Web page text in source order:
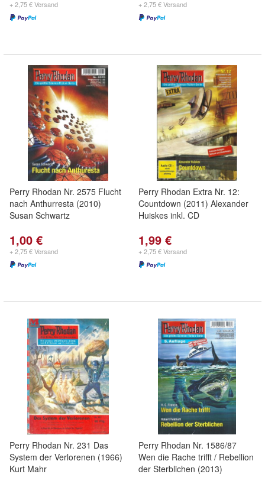
+ 2,75 € Versand + 2,75 € Versand
Perry Rhodan Nr. 2575 Flucht
nach Anthurresta (2010)
Susan Schwartz
1,00 €
+ 2,75 € Versand
Perry Rhodan Extra Nr. 12:
Countdown (2011) Alexander
Huiskes inkl. CD
1,99 €
+ 2,75 € Versand
Perry Rhodan Nr. 231 Das
System der Verlorenen (1966)
Kurt Mahr
Perry Rhodan Nr. 1586/87
Wen die Rache trifft / Rebellion
der Sterblichen (2013)